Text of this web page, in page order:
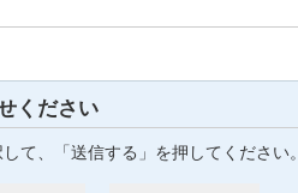
ください
して、「送信する」を押してください。